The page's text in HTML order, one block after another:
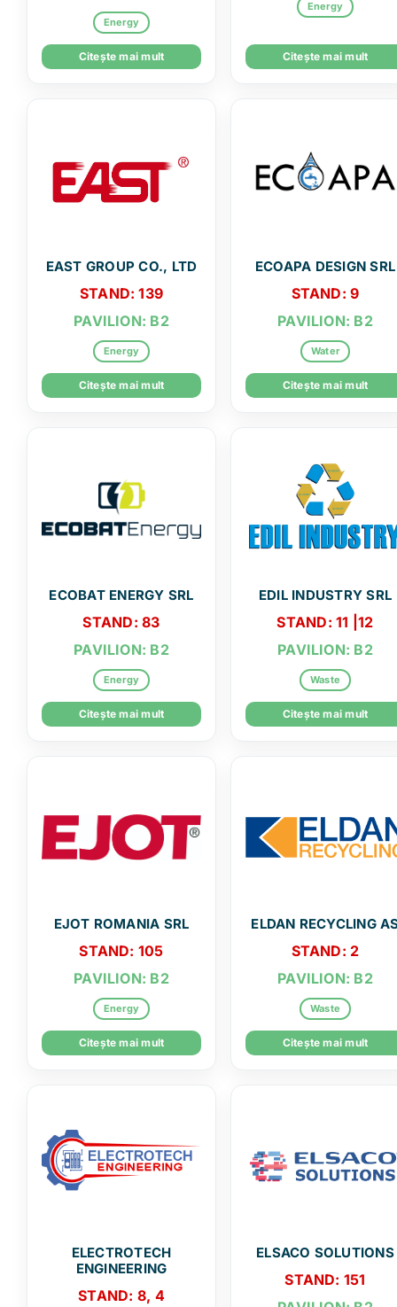
Energy
Citește mai mult
Energy
Citește mai mult
EAST GROUP CO., LTD
STAND: 139
PAVILION: B2
Energy
Citește mai mult
ECOAPA DESIGN SRL
STAND: 9
PAVILION: B2
Water
Citește mai mult
ECOBAT ENERGY SRL
STAND: 83
PAVILION: B2
Energy
Citește mai mult
EDIL INDUSTRY SRL
STAND: 11 |12
PAVILION: B2
Waste
Citește mai mult
EJOT ROMANIA SRL
STAND: 105
PAVILION: B2
Energy
Citește mai mult
ELDAN RECYCLING
STAND: 2
PAVILION: B2
Waste
Citește mai mult
ELECTROTECH
ENGINEERING
STAND: 8, 4
ELSACO SOLUTIONS
STAND: 151